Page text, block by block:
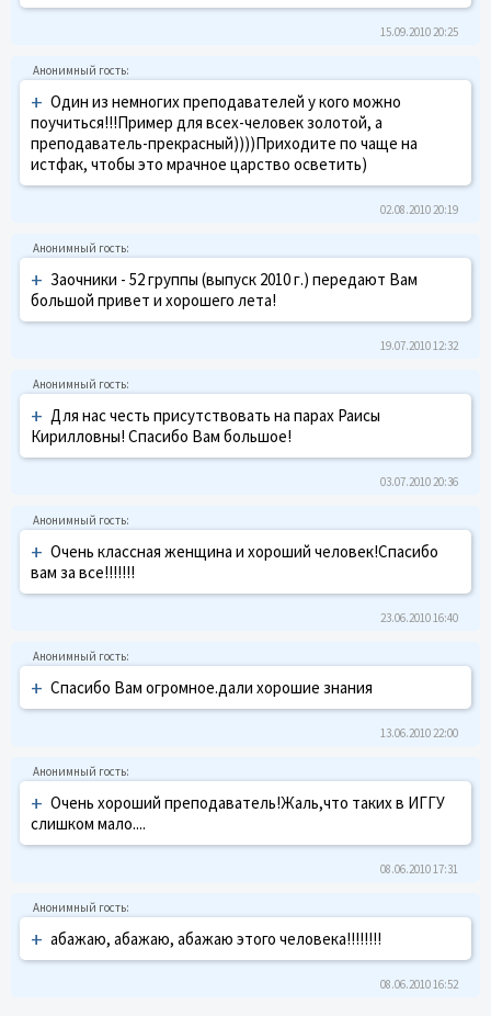
15.09.2010 20:25
+ Один из немногих преподавателей у кого можно
поучиться!!!Пример для всех-человек золотой, а
преподаватель-прекрасный))))Приходите по чаще на
истфак, чтобы это мрачное царство осветить)
02.08.2010 20:19
+ Заочники - 52 группы (выпуск 2010 г.) передают Вам
большой привет и хорошего лета!
19.07.2010 12:32
+ Для нас честь присутствовать на парах Раисы
Кирилловны! Спасибо Вам большое!
03.07.2010 20:36
+ Очень классная женщина и хороший человек!Спасибо
вам за все!!!!!!!
23.06.2010 16:40
+ Спасибо Вам огромное.дали хорошие знания
13.06.2010 22:00
+ Очень хороший преподаватель!Жаль,что таких в ИГГУ
слишком мало....
08.06.2010 17:31
+ абажаю, абажаю, абажаю этого человека!!!!!!!!
08.06.2010 16:52